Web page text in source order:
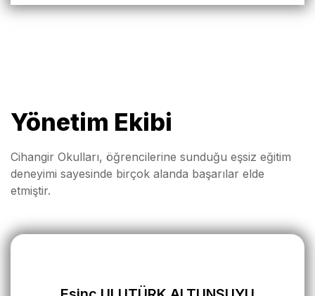
Yönetim Ekibi
Cihangir Okulları, öğrencilerine sunduğu eşsiz eğitim
deneyimi sayesinde birçok alanda başarılar elde
etmiştir.